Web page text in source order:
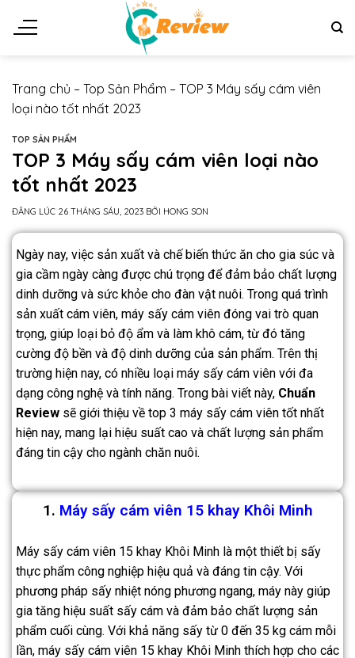
Trang chủ – Top Sản Phẩm – TOP 3 Máy sấy cám viên
loại nào tốt nhất 2023
TOP SẢN PHẨM
TOP 3 Máy sấy cám viên loại nào
tốt nhất 2023
ĐĂNG LÚC 26 THÁNG SÁU, 2023 BỞI HONG SON
Ngày nay, việc sản xuất và chế biến thức ăn cho gia súc và
gia cầm ngày càng được chú trọng để đảm bảo chất lượng
dinh dưỡng và sức khỏe cho đàn vật nuôi. Trong quá trình
sản xuất cám viên, máy sấy cám viên đóng vai trò quan
trọng, giúp loại bỏ độ ẩm và làm khô cám, từ đó tăng
cường độ bền và độ dinh dưỡng của sản phẩm. Trên thị
trường hiện nay, có nhiều loại máy sấy cám viên với đa
dạng công nghệ và tính năng. Trong bài viết này, Chuẩn
Review sẽ giới thiệu về top 3 máy sấy cám viên tốt nhất
hiện nay, mang lại hiệu suất cao và chất lượng sản phẩm
đáng tin cậy cho ngành chăn nuôi.
1. Máy sấy cám viên 15 khay Khôi Minh
Máy sấy cám viên 15 khay Khôi Minh là một thiết bị sấy
thực phẩm công nghiệp hiệu quả và đáng tin cậy. Với
phương pháp sấy nhiệt nóng phương ngang, máy này giúp
gia tăng hiệu suất sấy cám và đảm bảo chất lượng sản
phẩm cuối cùng. Với khả năng sấy từ 0 đến 35 kg cám mỗi
lần, máy sấy cám viên 15 khay Khôi Minh thích hợp cho các